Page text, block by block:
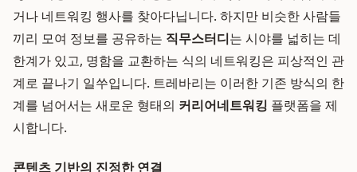
거나 네트워킹 행사를 찾아다닙니다. 하지만 비슷한 사람들
끼리 모여 정보를 공유하는 직무스터디는 시야를 넓히는 데
한계가 있고, 명함을 교환하는 식의 네트워킹은 피상적인 관
계로 끝나기 일쑤입니다. 트레바리는 이러한 기존 방식의 한
계를 넘어서는 새로운 형태의 커리어네트워킹 플랫폼을 제
시합니다.
콘텐츠 기반의 진정한 연결